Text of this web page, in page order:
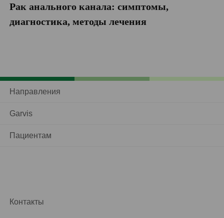
Рак анального канала: симптомы,
диагностика, методы лечения
Направления
Garvis
Пациентам
Контакты